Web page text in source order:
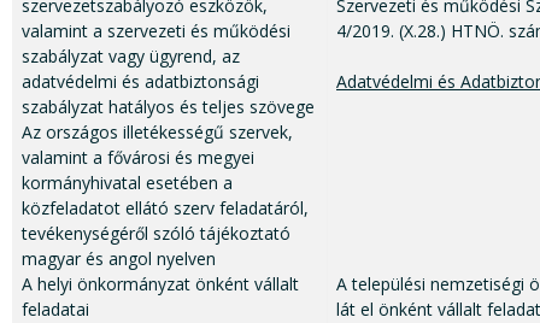
szervezetszabályozó eszközök,
valamint a szervezeti és működési
szabályzat vagy ügyrend, az
adatvédelmi és adatbiztonsági
szabályzat hatályos és teljes szövege
Az országos illetékességű szervek,
valamint a fővárosi és megyei
kormányhivatal esetében a
közfeladatot ellátó szerv feladatáról,
tevékenységéről szóló tájékoztató
magyar és angol nyelven
A helyi önkormányzat önként vállalt
feladatai
Szervezeti és működési
4/2019. (X.28.) HTNÖ.
Adatvédelmi és
A települési nemzetiségi
lát el önként vállalt